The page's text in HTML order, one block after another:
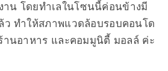
าน โดยทำเลในโซนนี้ค่อนข้างมี
ว ทำให้สภาพแวดล้อบรอบคอนโด
านอาหาร และคอมมูนิตี้ มอลล์ ค่ะ